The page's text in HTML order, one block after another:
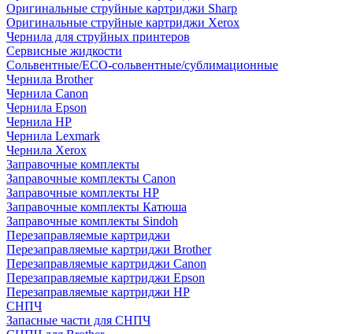
Оригинальные струйные картриджи Sharp
Оригинальные струйные картриджи Xerox
Чернила для струйных принтеров
Сервисные жидкости
Сольвентные/ECO-сольвентные/сублимационные
Чернила Brother
Чернила Canon
Чернила Epson
Чернила HP
Чернила Lexmark
Чернила Xerox
Заправочные комплекты
Заправочные комплекты Canon
Заправочные комплекты HP
Заправочные комплекты Катюша
Заправочные комплекты Sindoh
Перезаправляемые картриджи
Перезаправляемые картриджи Brother
Перезаправляемые картриджи Canon
Перезаправляемые картриджи Epson
Перезаправляемые картриджи HP
СНПЧ
Запасные части для СНПЧ